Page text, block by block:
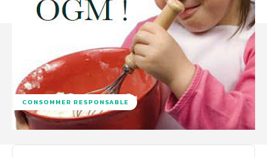
CONSOMMER RESPONSABLE